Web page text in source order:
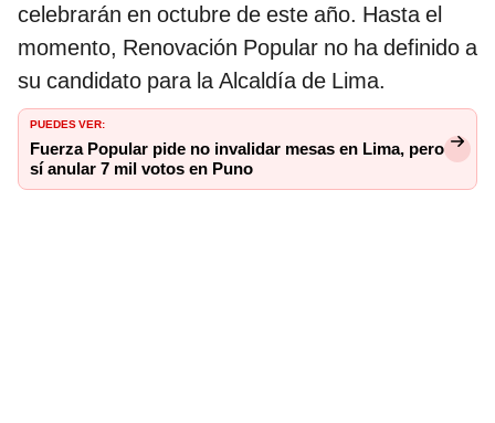
celebrarán en octubre de este año. Hasta el
momento, Renovación Popular no ha definido a
su candidato para la Alcaldía de Lima.
PUEDES VER:
Fuerza Popular pide no invalidar mesas en Lima, pero
sí anular 7 mil votos en Puno